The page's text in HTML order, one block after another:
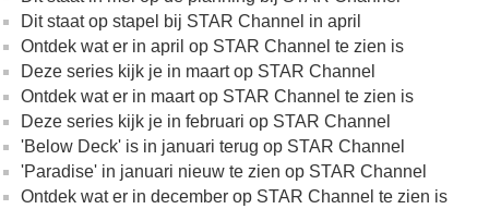
Dit staat op stapel bij STAR Channel in april
Ontdek wat er in april op STAR Channel te zien is
Deze series kijk je in maart op STAR Channel
Ontdek wat er in maart op STAR Channel te zien is
Deze series kijk je in februari op STAR Channel
'Below Deck' is in januari terug op STAR Channel
'Paradise' in januari nieuw te zien op STAR Channel
Ontdek wat er in december op STAR Channel te zien is